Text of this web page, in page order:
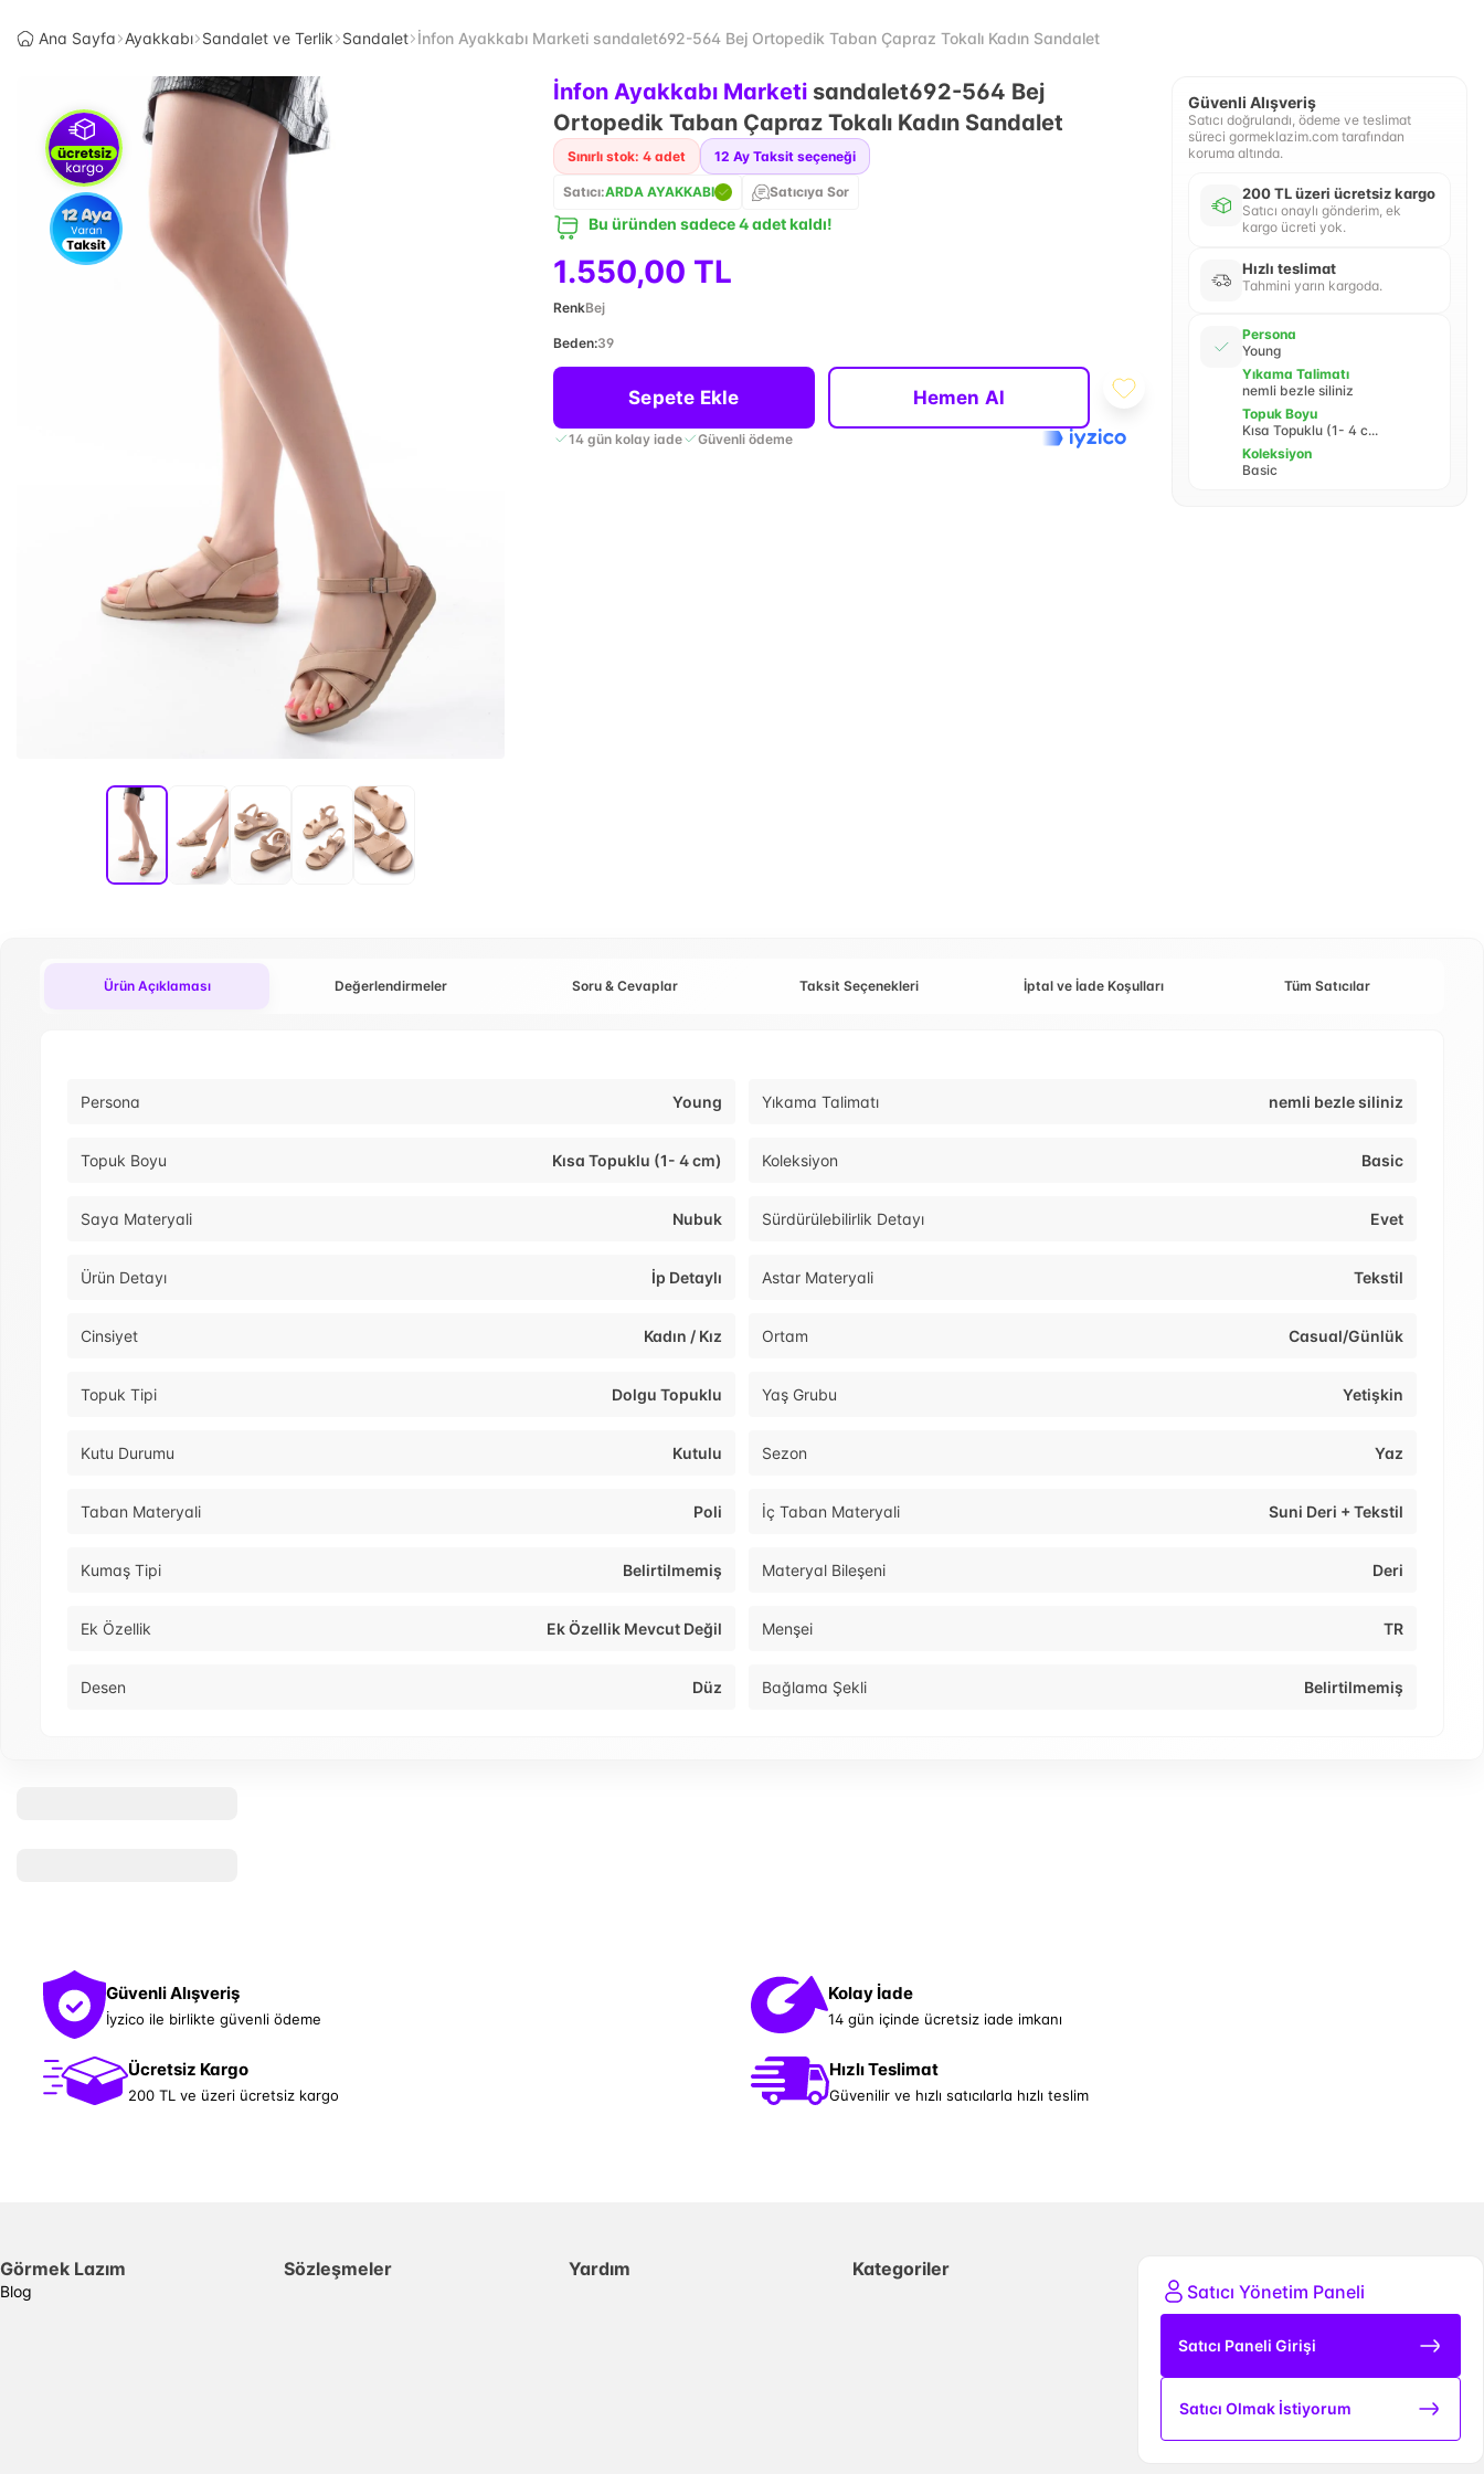
Ana Sayfa Ayakkabı Sandalet ve Terlik Sandalet İnfon Ayakkabı Marketi sandalet692-564 Bej Ortopedik Taban Çapraz Tokalı Kadın Sandalet
İnfon Ayakkabı Marketi sandalet692-564 Bej
Ortopedik Taban Çapraz Tokalı Kadın Sandalet
Sınırlı stok: 4 adet 12 Ay Taksit seçeneği
Satıcı:ARDA AYAKKABI Satıcıya Sor
Bu üründen sadece 4 adet kaldı!
1.550,00 TL
RenkBej
Beden:39
Sepete Ekle Hemen Al
14 gün kolay iade Güvenli ödeme
Güvenli Alışveriş
Satıcı doğrulandı, ödeme ve teslimat
süreci gormeklazim.com tarafından
koruma altında.
200 TL üzeri ücretsiz kargo
Satıcı onaylı gönderim, ek
kargo ücreti yok.
Hızlı teslimat
Tahmini yarın kargoda.
Persona
Young
Yıkama Talimatı
nemli bezle siliniz
Topuk Boyu
Kısa Topuklu (1- 4 c...
Koleksiyon
Basic
Ürün Açıklaması Değerlendirmeler Soru & Cevaplar Taksit Seçenekleri İptal ve İade Koşulları Tüm Satıcılar
Persona Young Yıkama Talimatı nemli bezle siliniz
Topuk Boyu Kısa Topuklu (1- 4 cm) Koleksiyon Basic
Saya Materyali Nubuk Sürdürülebilirlik Detayı Evet
Ürün Detayı İp Detaylı Astar Materyali Tekstil
Cinsiyet Kadın / Kız Ortam Casual/Günlük
Topuk Tipi Dolgu Topuklu Yaş Grubu Yetişkin
Kutu Durumu Kutulu Sezon Yaz
Taban Materyali Poli İç Taban Materyali Suni Deri + Tekstil
Kumaş Tipi Belirtilmemiş Materyal Bileşeni Deri
Ek Özellik Ek Özellik Mevcut Değil Menşei TR
Desen Düz Bağlama Şekli Belirtilmemiş
Güvenli Alışveriş
İyzico ile birlikte güvenli ödeme
Kolay İade
14 gün içinde ücretsiz iade imkanı
Ücretsiz Kargo
200 TL ve üzeri ücretsiz kargo
Hızlı Teslimat
Güvenilir ve hızlı satıcılarla hızlı teslim
Görmek Lazım
Blog
Sözleşmeler Yardım
Kategoriler
Satıcı Yönetim Paneli
Satıcı Paneli Girişi
Satıcı Olmak İstiyorum